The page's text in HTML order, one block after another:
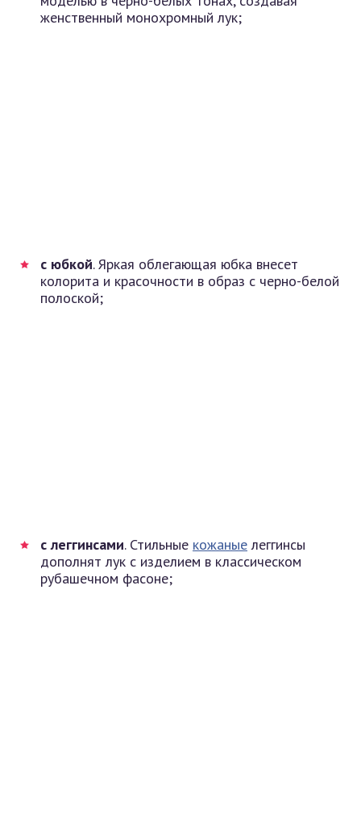
женственный монохромный лук;
с юбкой. Яркая облегающая юбка внесет
колорита и красочности в образ с черно-белой
полоской;
с леггинсами. Стильные кожаные леггинсы
дополнят лук с изделием в классическом
рубашечном фасоне;